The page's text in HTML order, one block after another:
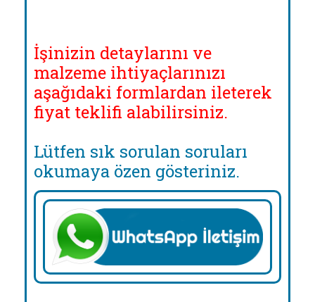
İşinizin detaylarını ve
malzeme ihtiyaçlarınızı
aşağıdaki formlardan ileterek
fiyat teklifi alabilirsiniz.
Lütfen sık sorulan soruları
okumaya özen gösteriniz.